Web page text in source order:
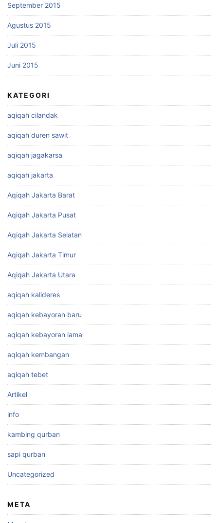
September 2015
Agustus 2015
Juli 2015
Juni 2015
KATEGORI
aqiqah cilandak
aqiqah duren sawit
aqiqah jagakarsa
aqiqah jakarta
Aqiqah Jakarta Barat
Aqiqah Jakarta Pusat
Aqiqah Jakarta Selatan
Aqiqah Jakarta Timur
Aqiqah Jakarta Utara
aqiqah kalideres
aqiqah kebayoran baru
aqiqah kebayoran lama
aqiqah kembangan
aqiqah tebet
Artikel
info
kambing qurban
sapi qurban
Uncategorized
META